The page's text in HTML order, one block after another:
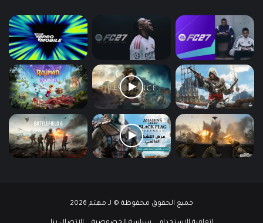
جميع الحقوق محفوظة © لـ مهتم 2026